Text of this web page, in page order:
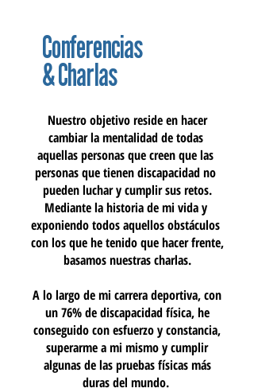
Conferencias
& Charlas
Nuestro objetivo reside en hacer
cambiar la mentalidad de todas
aquellas personas que creen que las
personas que tienen discapacidad no
pueden luchar y cumplir sus retos.
Mediante la historia de mi vida y
exponiendo todos aquellos obstáculos
con los que he tenido que hacer frente,
basamos nuestras charlas.
A lo largo de mi carrera deportiva, con
un 76% de discapacidad física, he
conseguido con esfuerzo y constancia,
superarme a mi mismo y cumplir
algunas de las pruebas físicas más
duras del mundo.